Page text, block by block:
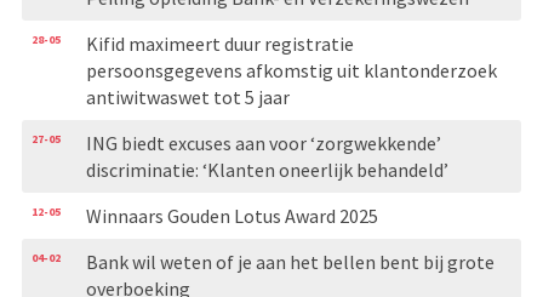
28-05
Kifid maximeert duur registratie
persoonsgegevens afkomstig uit klantonderzoek
antiwitwaswet tot 5 jaar
27-05
ING biedt excuses aan voor ‘zorgwekkende’
discriminatie: ‘Klanten oneerlijk behandeld’
12-05 Winnaars Gouden Lotus Award 2025
04-02
Bank wil weten of je aan het bellen bent bij grote
overboeking